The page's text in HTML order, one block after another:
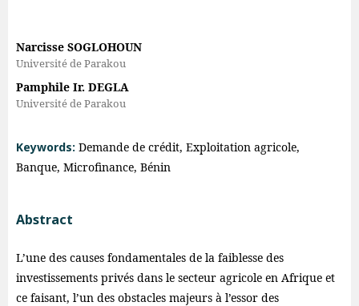
Narcisse SOGLOHOUN
Université de Parakou
Pamphile Ir. DEGLA
Université de Parakou
Keywords: Demande de crédit, Exploitation agricole,
Banque, Microfinance, Bénin
Abstract
L’une des causes fondamentales de la faiblesse des
investissements privés dans le secteur agricole en Afrique et
ce faisant, l’un des obstacles majeurs à l’essor des